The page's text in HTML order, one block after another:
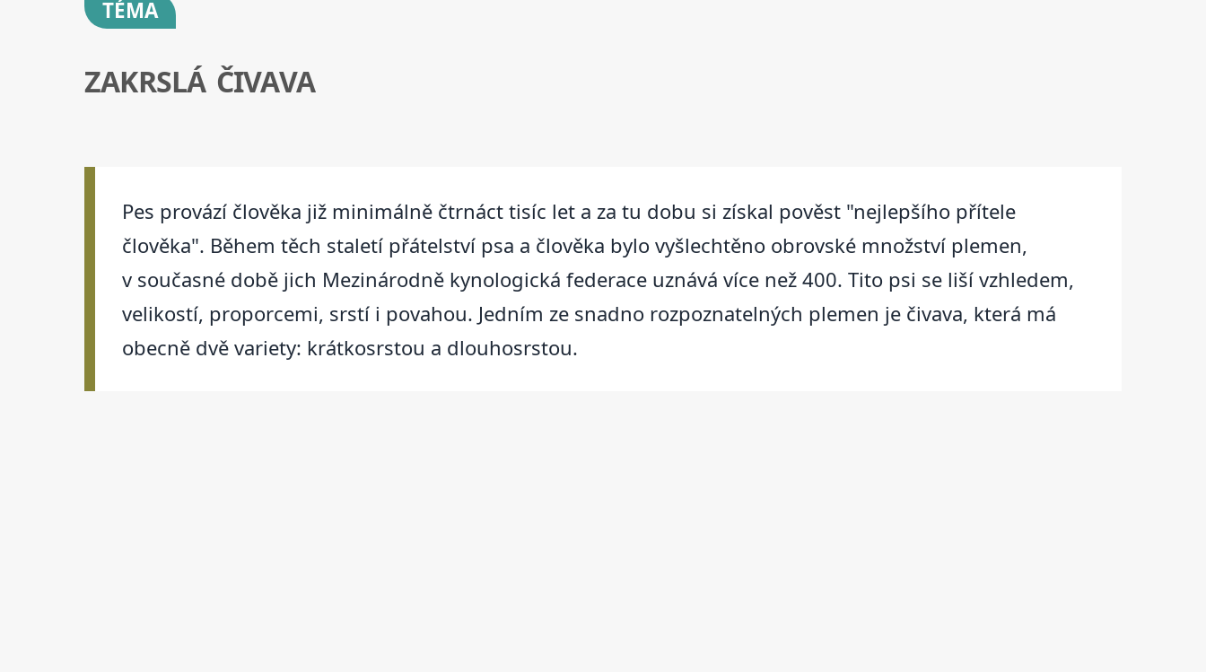
TÉMA
ZAKRSLÁ ČIVAVA
Pes provází člověka již minimálně čtrnáct tisíc let a za tu dobu si získal pověst "nejlepšího přítele
člověka". Během těch staletí přátelství psa a člověka bylo vyšlechtěno obrovské množství plemen,
v současné době jich Mezinárodně kynologická federace uznává více než 400. Tito psi se liší vzhledem,
velikostí, proporcemi, srstí i povahou. Jedním ze snadno rozpoznatelných plemen je čivava, která má
obecně dvě variety: krátkosrstou a dlouhosrstou.